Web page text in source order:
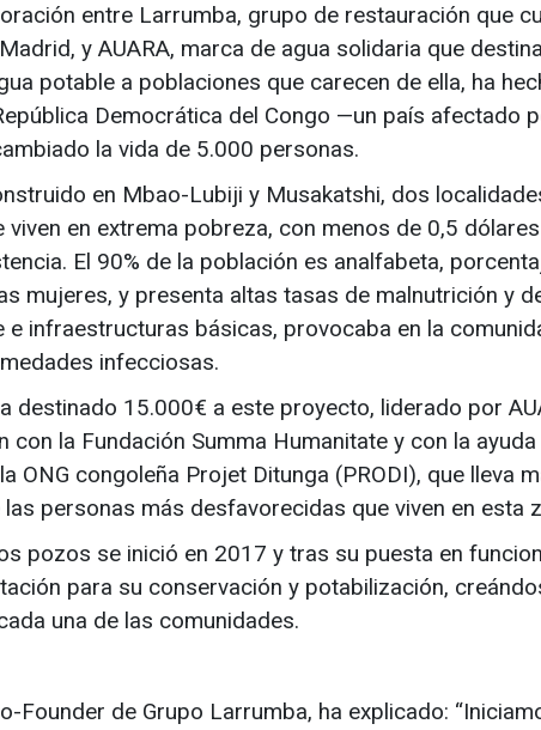
entre Larrumba, grupo de restauración que
y AUARA, marca de agua solidaria que
potable a poblaciones que carecen de ella, ha
Democrática del Congo —un país afectado
la vida de 5.000 personas.
en Mbao-Lubiji y Musakatshi, dos
viven en extrema pobreza, con menos de 0,5
El 90% de la población es analfabeta,
mujeres, y presenta altas tasas de malnutrición y
e infraestructuras básicas, provocaba en la
infecciosas.
destinado 15.000€ a este proyecto, liderado por
con la Fundación Summa Humanitate y con la
ONG congoleña Projet Ditunga (PRODI), que lleva
personas más desfavorecidas que viven en esta
pozos se inició en 2017 y tras su puesta en
para su conservación y potabilización,
una de las comunidades.
Founder de Grupo Larrumba, ha explicado: